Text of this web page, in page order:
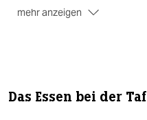
mehr anzeigen
kippen: Bei der
Das Essen bei der